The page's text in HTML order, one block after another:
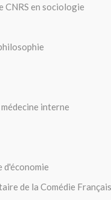
CNRS en sociologie
interne
d'économie
de la Comédie